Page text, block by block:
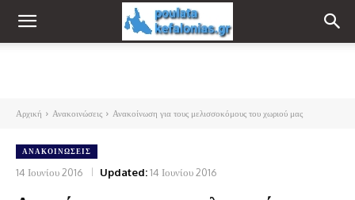
Αρχική Ανακοινώσεις Ανακοίνωση για τους μελισσοκόμους του χωριού μας
ΑΝΑΚΟΙΝΏΣΕΙΣ
14 Ιουνίου 2016 Updated:14 Ιουνίου 2016